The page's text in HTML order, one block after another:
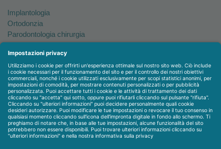
Implantologia
Ortodonzia
Parodontologia chirurgia
Per tutto
Protesi
Radiologia
Sterilizzazione disinfezione
Packet
WEBSTORE
LINEE IN ESCLUSIVA